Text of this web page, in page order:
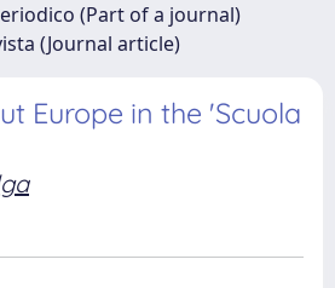
(Part of a journal)
(Journal article)
Europe in the 'Scuola